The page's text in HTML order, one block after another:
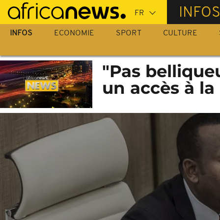
Passer
au
contenu
INFOS
INFOS ECONOMIE SPORT CULTURE
"Pas
un accès à